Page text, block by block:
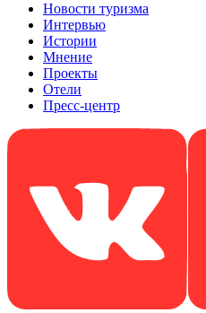
Новости туризма
Интервью
Истории
Мнение
Проекты
Отели
Пресс-центр